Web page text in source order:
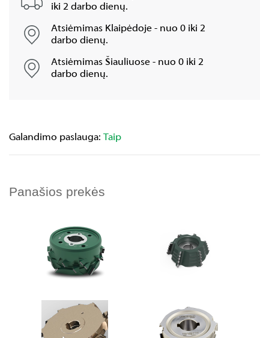
iki 2 darbo dienų.
Atsiėmimas Klaipėdoje - nuo 0 iki 2
darbo dienų.
Atsiėmimas Šiauliuose - nuo 0 iki 2
darbo dienų.
Galandimo paslauga: Taip
Panašios prekės